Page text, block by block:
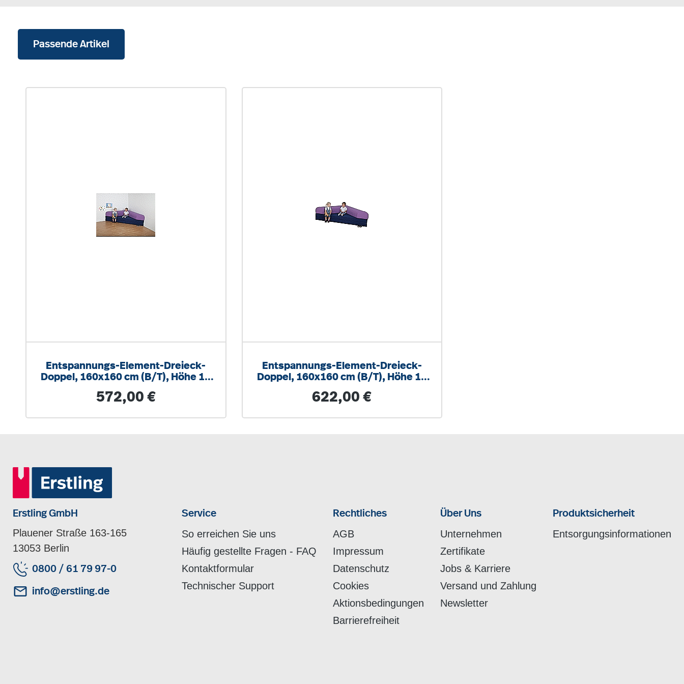
Passende Artikel
Entspannungs-Element-Dreieck-
Doppel, 160x160 cm (B/T), Höhe 15
Regulärer Preis:
572,00 €
Entspannungs-Element-Dreieck-
Doppel, 160x160 cm (B/T), Höhe 15
Regulärer Preis:
622,00 €
Erstling GmbH
Plauener Straße 163-165
13053 Berlin
0800 / 61 79 97-0
info@erstling.de
Service
So erreichen Sie uns
Häufig gestellte Fragen - FAQ
Kontaktformular
Technischer Support
Rechtliches
AGB
Impressum
Datenschutz
Cookies
Aktionsbedingungen
Barrierefreiheit
Über Uns
Unternehmen
Zertifikate
Jobs & Karriere
Versand und Zahlung
Newsletter
Produktsicherheit
Entsorgungsinformationen